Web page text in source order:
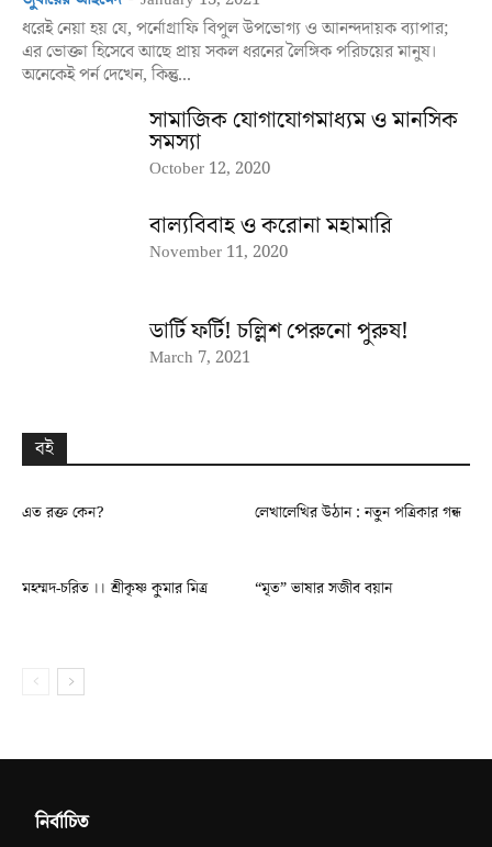
ধরেই নেয়া হয় যে, পর্নোগ্রাফি বিপুল উপভোগ্য ও আনন্দদায়ক ব্যাপার;
এর ভোক্তা হিসেবে আছে প্রায় সকল ধরনের লৈঙ্গিক পরিচয়ের মানুষ।
অনেকেই পর্ন দেখেন, কিন্তু...
সামাজিক যোগাযোগমাধ্যম ও মানসিক
সমস্যা
October 12, 2020
বাল্যবিবাহ ও করোনা মহামারি
November 11, 2020
ডার্টি ফর্টি! চল্লিশ পেরুনো পুরুষ!
March 7, 2021
বই
এত রক্ত কেন? লেখালেখির উঠান : নতুন পত্রিকার গন্ধ
মহম্মদ-চরিত ।। শ্রীকৃষ্ণ কুমার মিত্র “মৃত” ভাষার সজীব বয়ান
নির্বাচিত